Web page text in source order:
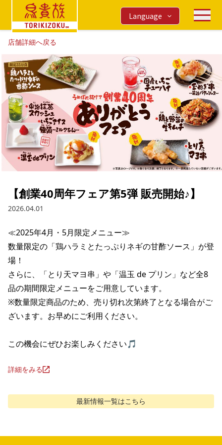
Language
店舗詳細へ戻る
【創業40周年フェア第5弾 販売開始♪】
2026.04.01
≪2025年4月・5月限定メニュー≫
数量限定の「鶏ハラミとたっぷりネギの甘酢ソース」が登
場！
さらに、「とり天マヨ串」や「温玉 de プリン」など全8
品の期間限定メニューをご用意しています。
※数量限定商品のため、売り切れ次第終了となる場合がご
ざいます。お早めにご利用ください。
この機会にぜひお楽しみください🎵
詳細をみる
最新情報一覧はこちら